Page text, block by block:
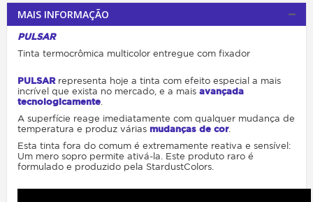
MAIS INFORMAÇÃO
PULSAR
Tinta termocrômica multicolor entregue com fixador
PULSARrepresenta hoje a tinta com efeito especial a mais
incrível que exista no mercado, e a mais avançada
tecnologicamente
A superfície reage imediatamente com qualquer mudança de
temperatura e produz várias mudanças de cor.
Esta tinta fora do comum é extremamente reativa e sensível:
Um mero sopro permite ativá-la. Este produto raro é
formulado e produzido pela StardustColors.